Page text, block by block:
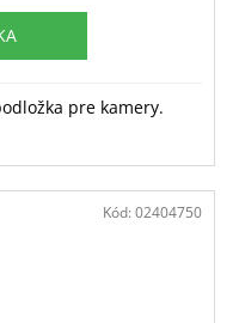
pre kamery.
Kód: 02404750